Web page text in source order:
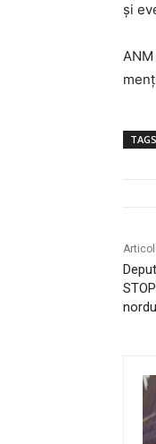
și
TAGS